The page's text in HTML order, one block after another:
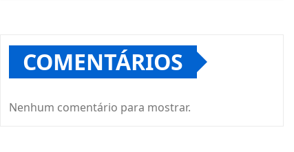
COMENTÁRIOS
Nenhum comentário para mostrar.